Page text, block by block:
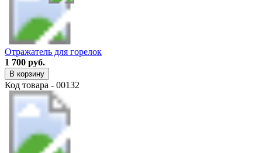
Отражатель для горелок
1 700 руб.
В корзину
Код товара - 00132